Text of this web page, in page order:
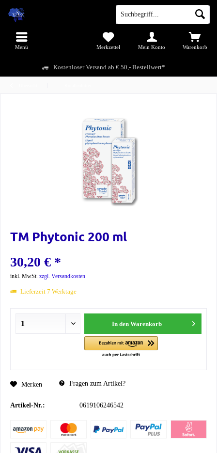
Kostenloser Versand ab € 50,- Bestellwert*
Menü Warenkorb
Merkzettel Mein Konto
TM Phytonic 200 ml
30,20 € *
inkl. MwSt. zzgl. Versandkosten
Lieferzeit 7 Werktage
In den Warenkorb
Merken Fragen zum Artikel?
Artikel-Nr.: 0619106246542